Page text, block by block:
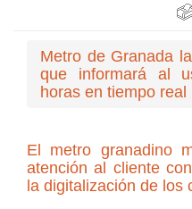
Metro de Granada
que informará al
horas en tiempo real
El metro granadino
atención al cliente
la digitalización de los